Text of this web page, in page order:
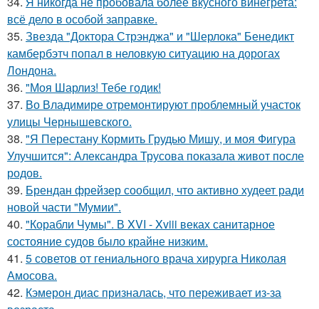
всё дело в особой заправке.
35. Звезда "Доктора Стрэнджа" и "Шерлока" Бенедикт
камбербэтч попал в неловкую ситуацию на дорогах
Лондона.
36. "Моя Шарлиз! Тебе годик!
37. Во Владимире отремонтируют проблемный участок
улицы Чернышевского.
38. "Я Перестану Кормить Грудью Мишу, и моя Фигура
Улучшится": Александра Трусова показала живот после
родов.
39. Брендан фрейзер сообщил, что активно худеет ради
новой части "Мумии".
40. "Корабли Чумы". В XVI - Xviii веках санитарное
состояние судов было крайне низким.
41. 5 советов от гениального врача хирурга Николая
Амосова.
42. Кэмерон диас призналась, что переживает из-за